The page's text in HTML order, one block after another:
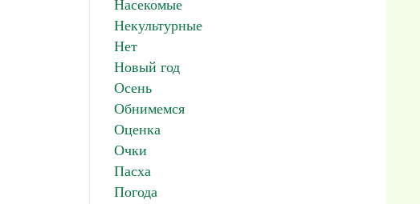
Насекомые
Некультурные
Нет
Новый год
Осень
Обнимемся
Оценка
Очки
Пасха
Погода